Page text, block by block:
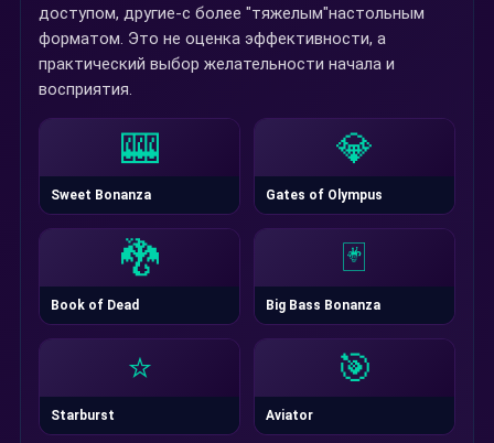
доступом, другие-с более "тяжелым"настольным
форматом. Это не оценка эффективности, а
практический выбор желательности начала и
восприятия.
🎰
Sweet Bonanza
💎
Gates of Olympus
🐉
Book of Dead
🃏
Big Bass Bonanza
⭐
Starburst
🎯
Aviator